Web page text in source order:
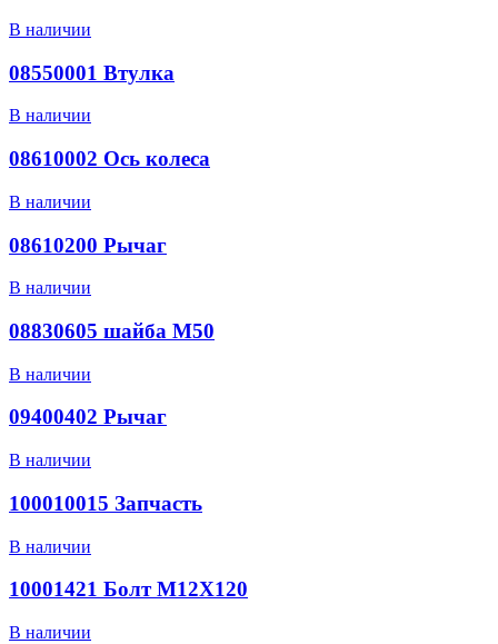
В наличии
08550001 Втулка
В наличии
08610002 Ось колеса
В наличии
08610200 Рычаг
В наличии
08830605 шайба М50
В наличии
09400402 Рычаг
В наличии
100010015 Запчасть
В наличии
10001421 Болт M12X120
В наличии